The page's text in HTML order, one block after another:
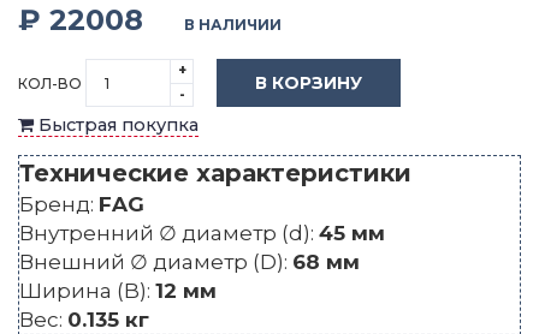
₽ 22008 В НАЛИЧИИ
КОЛ-ВО
+
-
В КОРЗИНУ
Быстрая покупка
Технические характеристики
Бренд: FAG
Внутренний ∅ диаметр (d): 45 мм
Внешний ∅ диаметр (D): 68 мм
Ширина (B): 12 мм
Вес: 0.135 кг